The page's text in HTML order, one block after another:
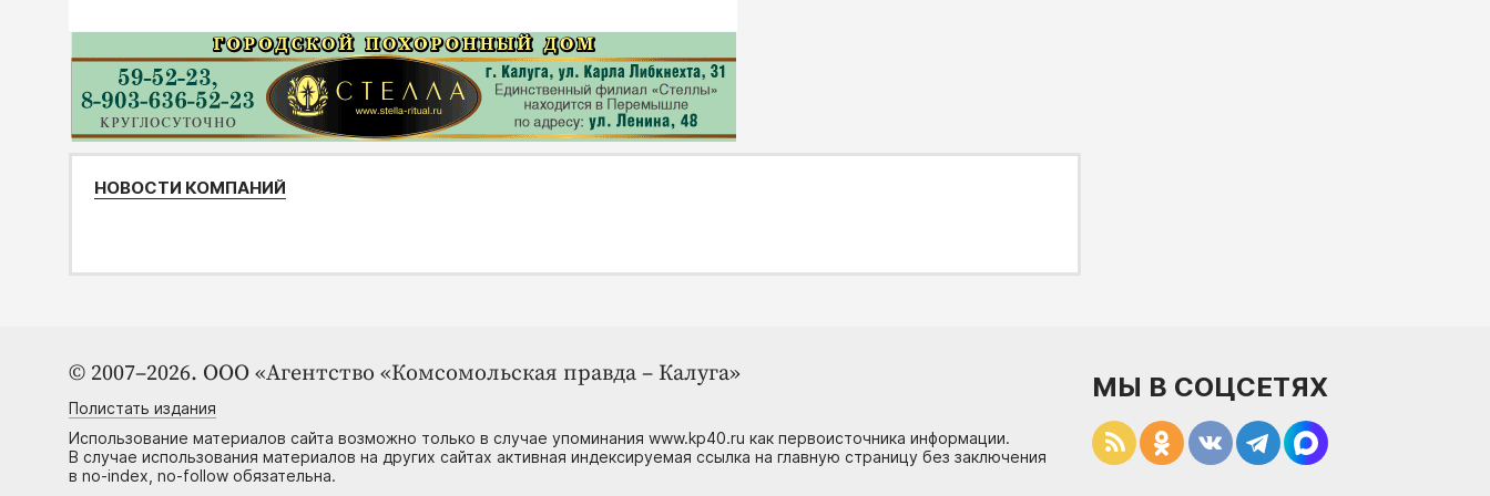
НОВОСТИ КОМПАНИЙ
© 2007–2026. ООО «Агентство «Комсомольская правда – Калуга»
Полистать издания
Использование материалов сайта возможно только в случае упоминания www.kp40.ru как первоисточника информации.
В случае использования материалов на других сайтах активная индексируемая ссылка на главную страницу без заключения
в no-index, no-follow обязательна.
МЫ В СОЦСЕТЯХ